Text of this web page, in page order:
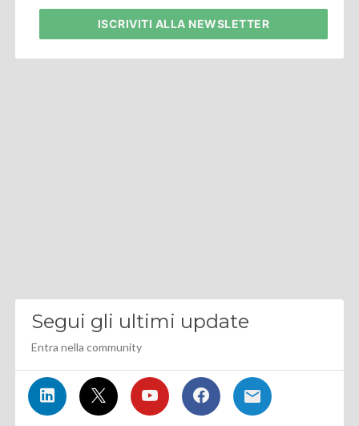
ISCRIVITI ALLA NEWSLETTER
Segui gli ultimi update
Entra nella community